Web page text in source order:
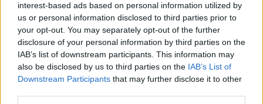
interest-based ads based on personal information utilized by
us or personal information disclosed to third parties prior to
your opt-out. You may separately opt-out of the further
disclosure of your personal information by third parties on the
IAB’s list of downstream participants. This information may
also be disclosed by us to third parties on the IAB’s List of
Downstream Participants that may further disclose it to other
By signing up, you agree to the Όροι και Προϋποθέσεις
Εγγραφή